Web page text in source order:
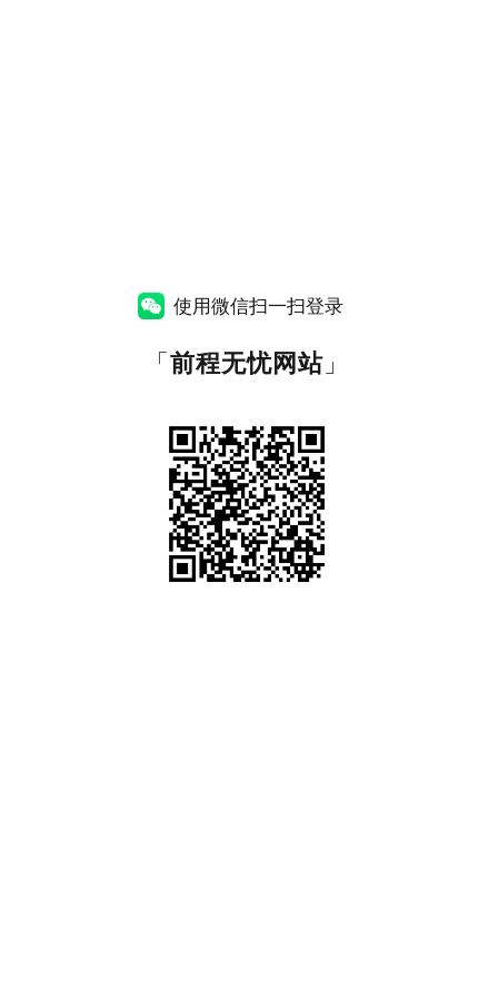
使用微信扫一扫登录
「前程无忧网站」